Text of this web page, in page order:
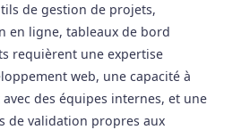
de gestion de projets,
en ligne, tableaux de bord
requièrent une expertise
web, une capacité à
des équipes internes, et une
de validation propres aux